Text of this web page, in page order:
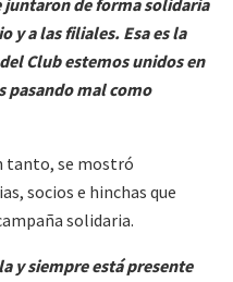
juntaron de forma solidaria
y a las filiales. Esa es la
Club estemos unidos en
pasando mal como
tanto, se mostró
socios e hinchas que
solidaria.
y siempre está presente